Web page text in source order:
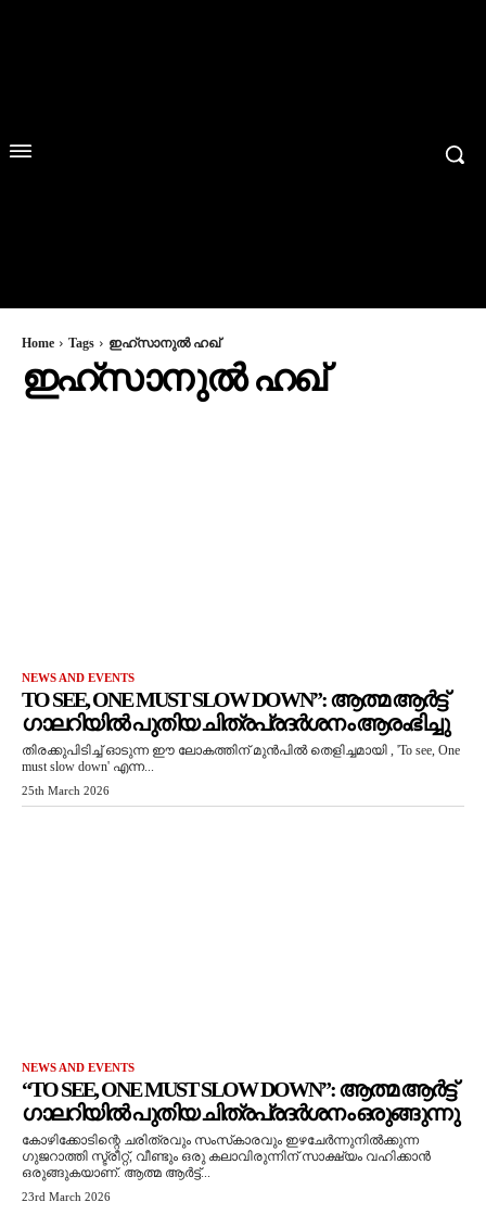
Home Tags ഇഹ്സാനുൽ ഹഖ്
ഇഹ്സാനുൽ ഹഖ്
NEWS AND EVENTS
TO SEE, ONE MUST SLOW DOWN”: ആത്മ ആർട്ട്
ഗാലറിയിൽ പുതിയ ചിത്രപ്രദർശനം ആരംഭിച്ചു
തിരക്കുപിടിച്ച് ഓടുന്ന ഈ ലോകത്തിന് മുൻപിൽ തെളിച്ചമായി , 'To see, One
must slow down' എന്ന...
25th March 2026
NEWS AND EVENTS
“TO SEE, ONE MUST SLOW DOWN”: ആത്മ ആർട്ട്
ഗാലറിയിൽ പുതിയ ചിത്രപ്രദർശനം ഒരുങ്ങുന്നു
കോഴിക്കോടിന്റെ ചരിത്രവും സംസ്‌കാരവും ഇഴചേർന്നുനിൽക്കുന്ന
ഗുജറാത്തി സ്ട്രീറ്റ്, വീണ്ടും ഒരു കലാവിരുന്നിന് സാക്ഷ്യം വഹിക്കാൻ
ഒരുങ്ങുകയാണ്. ആത്മ ആർട്ട്...
23rd March 2026